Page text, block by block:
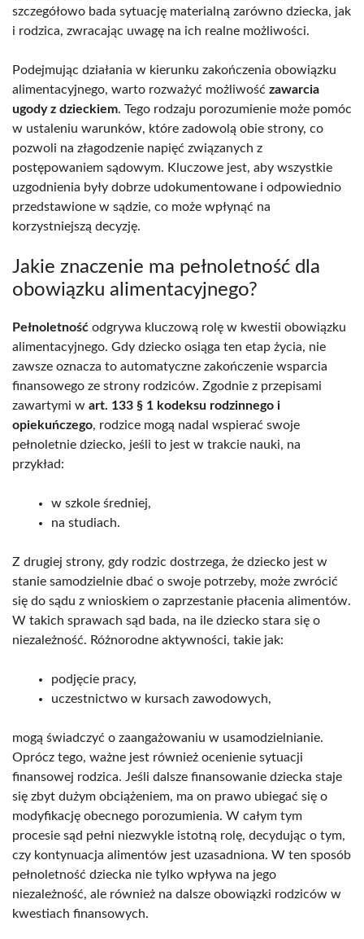
szczegółowo bada sytuację materialną zarówno dziecka, jak
i rodzica, zwracając uwagę na ich realne możliwości.
Podejmując działania w kierunku zakończenia obowiązku
alimentacyjnego, warto rozważyć możliwość zawarcia
ugody z dzieckiem. Tego rodzaju porozumienie może pomóc
w ustaleniu warunków, które zadowolą obie strony, co
pozwoli na złagodzenie napięć związanych z
postępowaniem sądowym. Kluczowe jest, aby wszystkie
uzgodnienia były dobrze udokumentowane i odpowiednio
przedstawione w sądzie, co może wpłynąć na
korzystniejszą decyzję.
Jakie znaczenie ma pełnoletność dla
obowiązku alimentacyjnego?
Pełnoletność odgrywa kluczową rolę w kwestii obowiązku
alimentacyjnego. Gdy dziecko osiąga ten etap życia, nie
zawsze oznacza to automatyczne zakończenie wsparcia
finansowego ze strony rodziców. Zgodnie z przepisami
zawartymi w art. 133 § 1 kodeksu rodzinnego i
opiekuńczego, rodzice mogą nadal wspierać swoje
pełnoletnie dziecko, jeśli to jest w trakcie nauki, na
przykład:
w szkole średniej,
na studiach.
Z drugiej strony, gdy rodzic dostrzega, że dziecko jest w
stanie samodzielnie dbać o swoje potrzeby, może zwrócić
się do sądu z wnioskiem o zaprzestanie płacenia alimentów.
W takich sprawach sąd bada, na ile dziecko stara się o
niezależność. Różnorodne aktywności, takie jak:
podjęcie pracy,
uczestnictwo w kursach zawodowych,
mogą świadczyć o zaangażowaniu w usamodzielnianie.
Oprócz tego, ważne jest również ocenienie sytuacji
finansowej rodzica. Jeśli dalsze finansowanie dziecka staje
się zbyt dużym obciążeniem, ma on prawo ubiegać się o
modyfikację obecnego porozumienia. W całym tym
procesie sąd pełni niezwykle istotną rolę, decydując o tym,
czy kontynuacja alimentów jest uzasadniona. W ten sposób
pełnoletność dziecka nie tylko wpływa na jego
niezależność, ale również na dalsze obowiązki rodziców w
kwestiach finansowych.